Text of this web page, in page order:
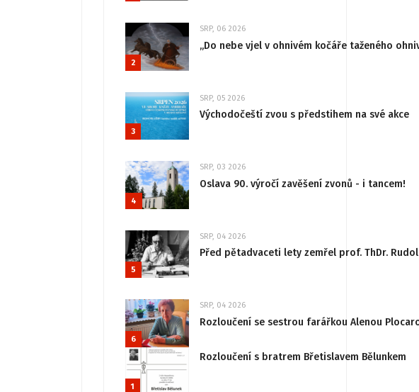
2
SRP, 06 2026
„Do nebe vjel v ohnivém kočáře taženého
3
SRP, 05 2026
Východočeští zvou s předstihem na své akce
4
SRP, 03 2026
Oslava 90. výročí zavěšení zvonů - i tancem!
5
SRP, 04 2026
Před pětadvaceti lety zemřel prof. ThDr.
6
SRP, 04 2026
Rozloučení se sestrou farářkou Alenou
1
Rozloučení s bratrem Břetislavem Bělunkem